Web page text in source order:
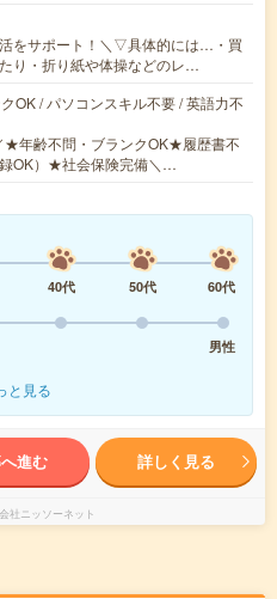
をサポート！＼▽具体的には…・買
り・折り紙や体操などのレ…
OK / パソコンスキル不要 / 英語力不
★年齢不問・ブランクOK★履歴書不
OK）★社会保険完備＼…
40代 50代
60代
男性
と見る
進む 詳しく見る
社ニッソーネット